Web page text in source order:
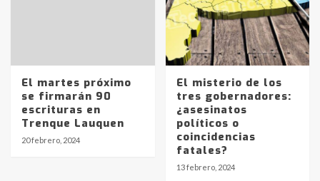
El martes próximo
se firmarán 90
escrituras en
Trenque Lauquen
20 febrero, 2024
El misterio de los
tres gobernadores:
¿asesinatos
políticos o
coincidencias
fatales?
13 febrero, 2024
Identidad de los adolescentes
pampeanos que fueron